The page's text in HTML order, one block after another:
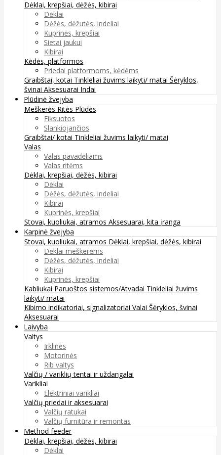
Dėklai, krepšiai, dėžės, kibirai
Dėklai
Dėžės, dėžutės, indeliai
Kuprinės, krepšiai
Sietai jaukui
Kibirai
Kėdės, platformos
Priedai platformoms, kėdėms
Graibštai, kotai Tinkleliai žuvims laikyti/ matai Šėryklos,
švinai Aksesuarai Indai
Plūdinė žvejyba
Meškerės Ritės Plūdės
Fiksuotos
Slankiojančios
Graibštai/ kotai Tinkleliai žuvims laikyti/ matai
Valas
Valas pavadėliams
Valas ritėms
Dėklai, krepšiai, dėžės, kibirai
Dėklai
Dėžės, dėžutės, indeliai
Kibirai
Kuprinės, krepšiai
Stovai, kuoliukai, atramos Aksesuarai, kita įranga
Karpinė žvejyba
Stovai, kuoliukai, atramos Dėklai, krepšiai, dėžės, kibirai
Dėklai meškerėms
Dėžės, dėžutės, indeliai
Kibirai
Kuprinės, krepšiai
Kabliukai Paruoštos sistemos/Atvadai Tinkleliai žuvims
laikyti/ matai
Kibimo indikatoriai, signalizatoriai Valai Šėryklos, švinai
Aksesuarai
Laivyba
Valtys
Irklinės
Motorinės
Rib valtys
Valčių / variklių tentai ir uždangalai
Varikliai
Elektriniai varikliai
Valčių priedai ir aksesuarai
Valčių ratukai
Valčių furnitūra ir remontas
Method feeder
Dėklai, krepšiai, dėžės, kibirai
Dėklai